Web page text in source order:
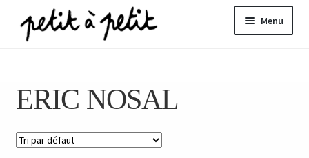
Aller
à
Aller
au
Menu
ERIC NOSAL